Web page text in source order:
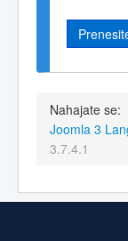
Nahajate se:
Joomla 3
3.7.4.1